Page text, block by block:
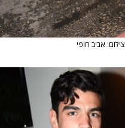
צילום: אביב חופי